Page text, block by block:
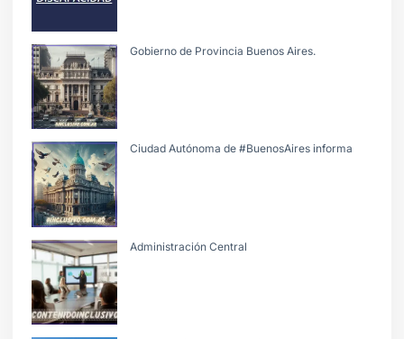
Gobierno de Provincia Buenos Aires.
Ciudad Autónoma de #BuenosAires informa
Administración Central